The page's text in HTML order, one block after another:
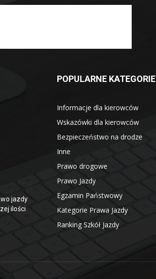
jazdy
ilości
POPULARNE KATEGORIE
Informacje dla kierowców
Wskazówki dla kierowców
Bezpieczeństwo na drodze
Inne
Prawo drogowe
Prawo Jazdy
Egzamin Państwowy
Kategorie Prawa Jazdy
Ranking Szkół Jazdy